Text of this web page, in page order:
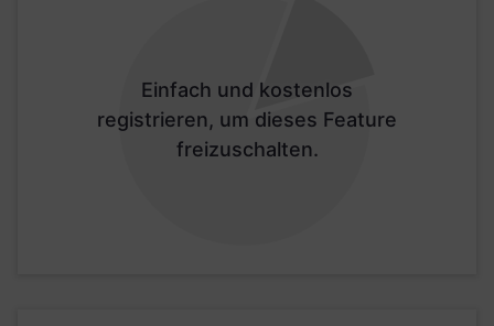
Einfach und kostenlos
registrieren, um dieses Feature
freizuschalten.